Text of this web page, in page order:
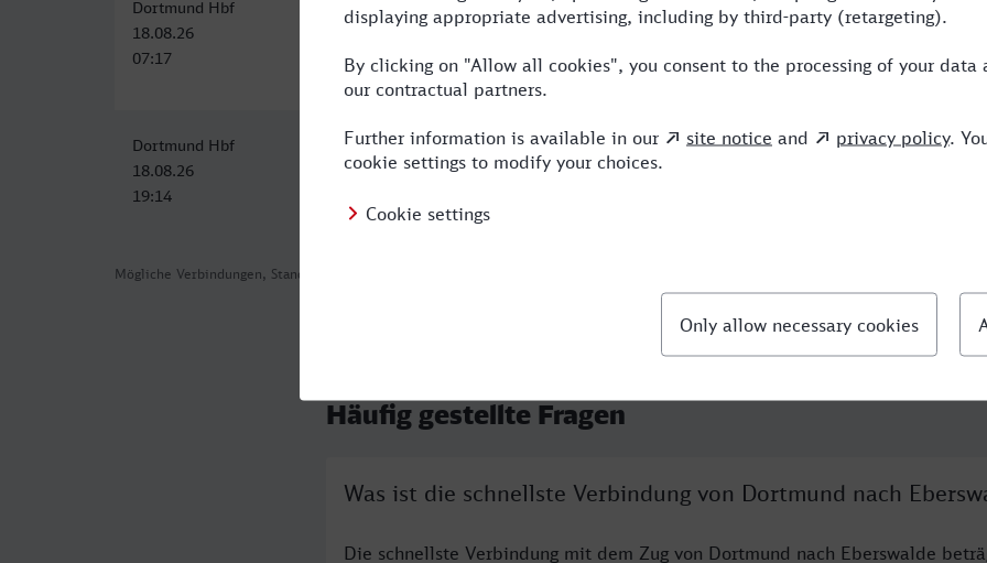
Mögliche Verbindungen, Stand: 2026-08-04 11:14
Dortmund Hbf
18.08.26
07:17
Eberswalde Hbf
18.08.26
12:02
4:45 RE,ICE
Dortmund Hbf
18.08.26
19:14
Eberswalde Hbf
19.08.26
4:51 1 RE,ICE
Häufig gestellte Fragen
Was ist die schnellste Verbindung von Dortmund nach
Die schnellste Verbindung mit dem Zug von Dortmund nach Eberswalde